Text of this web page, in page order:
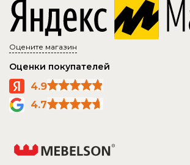
Оцените магазин
Оценки покупателей
4.9
4.7